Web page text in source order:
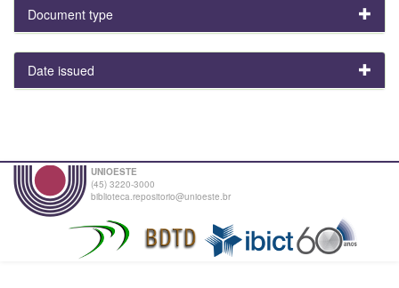
Document type
Date issued
UNIOESTE
(45) 3220-3000
biblioteca.repositorio@unioeste.br